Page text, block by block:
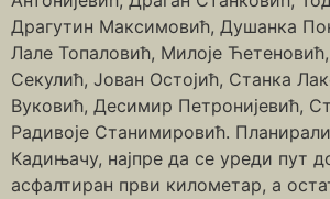
Драгутин Максимовић, Душанка
Лале Топаловић, Милоје
Секулић, Јован Остојић, Станка
Вуковић, Десимир Петронијевић,
Радивоје Станимировић.
Кадињачу, најпре да се уреди пут
асфалтиран први километар, а